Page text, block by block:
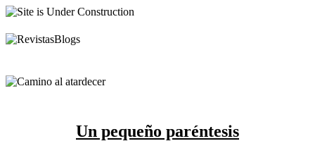
Un pequeño paréntesis